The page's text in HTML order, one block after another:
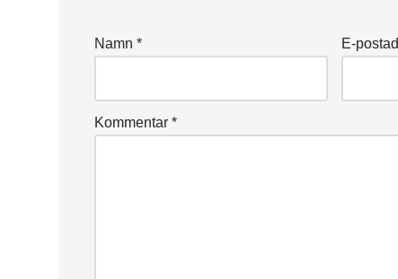
Namn * E-
Kommentar *